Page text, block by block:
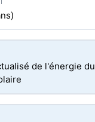
de l'énergie du